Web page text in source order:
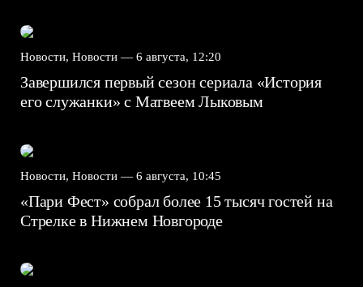
Новости, Новости — 6 августа, 12:20
Завершился первый сезон сериала «История
его служанки» с Матвеем Лыковым
Новости, Новости — 6 августа, 10:45
«Пари Фест» собрал более 15 тысяч гостей на
Стрелке в Нижнем Новгороде